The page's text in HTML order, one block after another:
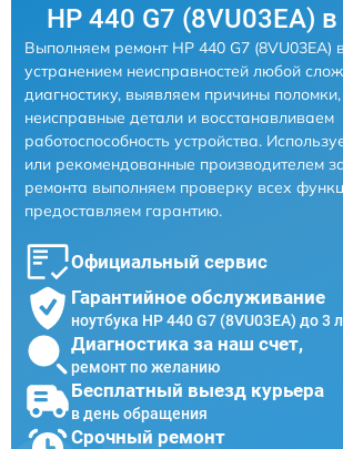
HP 440 G7 (8VU03EA)
Выполняем ремонт HP 440 G7 (8VU03EA)
устранением неисправностей любой
диагностику, выявляем причины
неисправные детали и восстанавливаем
работоспособность устройства.
или рекомендованные производителем
ремонта выполняем проверку всех
предоставляем гарантию.
Официальный сервис
Гарантийное обслуживание
ноутбука HP 440 G7 (8VU03EA) до 3
Диагностика за наш счет,
ремонт по желанию
Бесплатный выезд курьера
в день обращения
Срочный ремонт